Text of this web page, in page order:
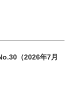
（2026年7月